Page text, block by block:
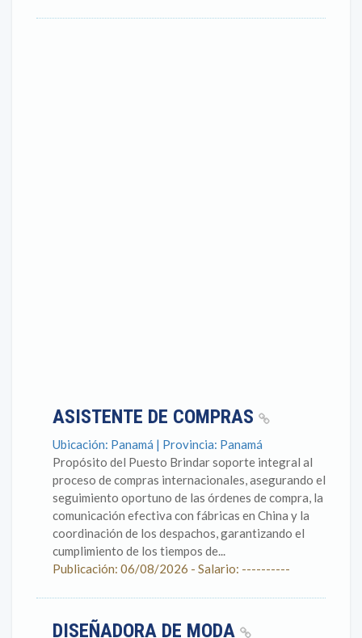
ASISTENTE DE COMPRAS
Ubicación: Panamá | Provincia: Panamá
Propósito del Puesto Brindar soporte integral al
proceso de compras internacionales, asegurando el
seguimiento oportuno de las órdenes de compra, la
comunicación efectiva con fábricas en China y la
coordinación de los despachos, garantizando el
cumplimiento de los tiempos de...
Publicación: 06/08/2026 - Salario: ----------
DISEÑADORA DE MODA